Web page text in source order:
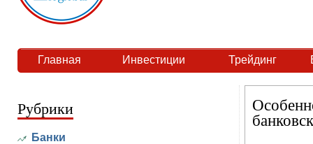
Главная Инвестиции Трейдинг
Рубрики
Банки